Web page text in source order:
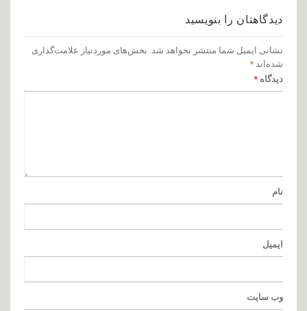
دیدگاهتان را بنویسید
نشانی ایمیل شما منتشر نخواهد شد. بخش‌های موردنیاز علامت‌گذاری
شده‌اند *
دیدگاه *
نام
ایمیل
وب‌ سایت